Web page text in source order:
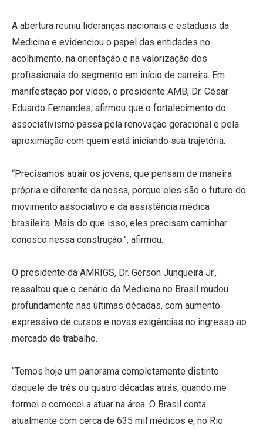
A abertura reuniu lideranças nacionais e estaduais da
Medicina e evidenciou o papel das entidades no
acolhimento, na orientação e na valorização dos
profissionais do segmento em início de carreira. Em
manifestação por vídeo, o presidente AMB, Dr. César
Eduardo Fernandes, afirmou que o fortalecimento do
associativismo passa pela renovação geracional e pela
aproximação com quem está iniciando sua trajetória.
“Precisamos atrair os jovens, que pensam de maneira
própria e diferente da nossa, porque eles são o futuro do
movimento associativo e da assistência médica
brasileira. Mais do que isso, eles precisam caminhar
conosco nessa construção.”, afirmou.
O presidente da AMRIGS, Dr. Gerson Junqueira Jr.,
ressaltou que o cenário da Medicina no Brasil mudou
profundamente nas últimas décadas, com aumento
expressivo de cursos e novas exigências no ingresso ao
mercado de trabalho.
“Temos hoje um panorama completamente distinto
daquele de três ou quatro décadas atrás, quando me
formei e comecei a atuar na área. O Brasil conta
atualmente com cerca de 635 mil médicos e, no Rio